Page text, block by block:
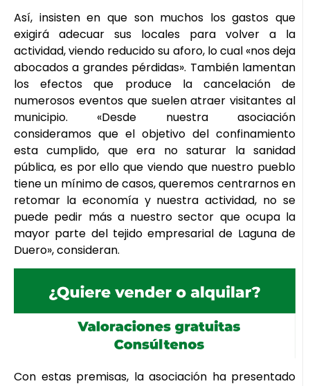
Así, insisten en que son muchos los gastos que
exigirá adecuar sus locales para volver a la
actividad, viendo reducido su aforo, lo cual «nos deja
abocados a grandes pérdidas». También lamentan
los efectos que produce la cancelación de
numerosos eventos que suelen atraer visitantes al
municipio. «Desde nuestra asociación
consideramos que el objetivo del confinamiento
esta cumplido, que era no saturar la sanidad
pública, es por ello que viendo que nuestro pueblo
tiene un mínimo de casos, queremos centrarnos en
retomar la economía y nuestra actividad, no se
puede pedir más a nuestro sector que ocupa la
mayor parte del tejido empresarial de Laguna de
Duero», consideran.
Con estas premisas, la asociación ha presentado